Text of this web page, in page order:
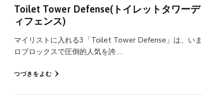
Toilet Tower Defense(トイレットタワーデ
ィフェンス)
マイリストに入れる3「Toilet Tower Defense」は、いま
ロブロックスで圧倒的人気を誇 …
つづきをよむ